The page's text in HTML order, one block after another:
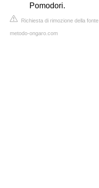
Pomodori.
Richiesta di rimozione della fonte
metodo-ongaro.com